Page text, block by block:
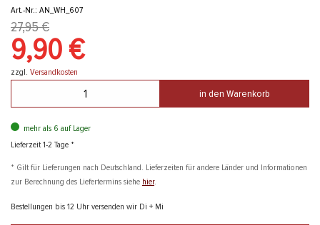
Art.-Nr.: AN_WH_607
27,95 €
9,90 €
zzgl. Versandkosten
in den Warenkorb
mehr als 6 auf Lager
Lieferzeit 1-2 Tage *
* Gilt für Lieferungen nach Deutschland. Lieferzeiten für andere Länder und Informationen
zur Berechnung des Liefertermins siehe hier.
Bestellungen bis 12 Uhr versenden wir Di + Mi